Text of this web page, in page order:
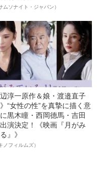
ムソナイト・ジャパン）
辺淳一原作＆娘・渡邉直子
“女性の性”を真摯に描く意
黒木瞳・西岡德馬・吉田
演決定！《映画『月がみ
』》
ノフィルムズ）